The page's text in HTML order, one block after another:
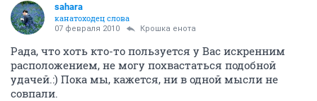
sahara
канатоходец слова
07 февраля 2010 Крошка енота
Рада, что хоть кто-то пользуется у Вас искренним
расположением, не могу похвастаться подобной
удачей.:) Пока мы, кажется, ни в одной мысли не
совпали.